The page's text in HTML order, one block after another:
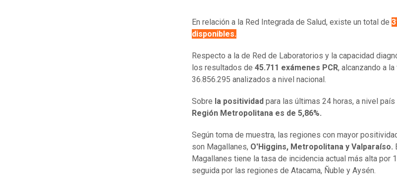
En relación a la Red Integrada de Salud, existe un total de
disponibles.
Respecto a la de Red de Laboratorios y la capacidad
los resultados de 45.711 exámenes PCR, alcanzando a
36.856.295 analizados a nivel nacional.
Sobre la positividad para las últimas 24 horas, a nivel país
Región Metropolitana es de 5,86%.
Según toma de muestra, las regiones con mayor
son Magallanes, O'Higgins, Metropolitana y Valparaíso.
Magallanes tiene la tasa de incidencia actual más alta por
seguida por las regiones de Atacama, Ñuble y Aysén.